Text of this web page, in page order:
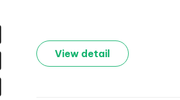
Facebook
LinkedIn
Print
View detail